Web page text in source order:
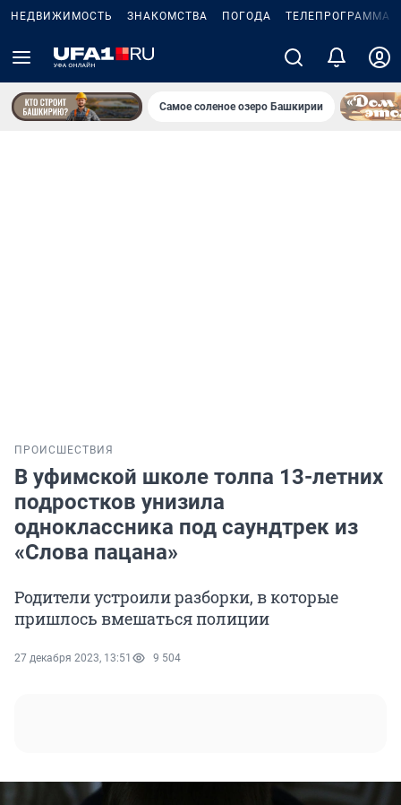
НЕДВИЖИМОСТЬ ЗНАКОМСТВА ПОГОДА ТЕЛЕПРОГРАММА
Самое соленое озеро Башкирии
ПРОИСШЕСТВИЯ
В уфимской школе толпа 13-летних
подростков унизила
одноклассника под саундтрек из
«Слова пацана»
Родители устроили разборки, в которые
пришлось вмешаться полиции
27 декабря 2023, 13:51 9 504